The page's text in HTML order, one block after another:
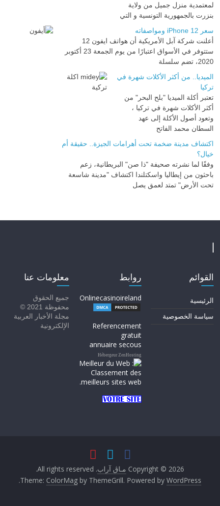
لمعتمدية منزل جميل من ولاية
بنزرت بالجمهورية التونسية و التي
سعر iPhone 12 ومواصفاته
أعلنت شركة آبل الأمريكية أن هواتف ايفون 12
ستتوفر في الأسواق اعتبارًا من يوم الجمعة 23 أكتوبر
2020، تضم سلسلة
الميديا.. من أكثر الأكلات شهرة في
تركيا
تعتبر أكلة الميديا "بلح البحر" من
أكثر الأكلات شهرة في تركيا ،
وتعود أصول الأكلة إلى عهد
السطان محمد الفاتح
اكتشاف مدينة ضخمة تحت أهرامات الجيزة.. حقيقة أم
خيال؟
وفقًا لما نشرته صحيفة "ذا صن" البريطانية، زعم
باحثون من إيطاليا واسكتلندا اكتشاف "مدينة شاسعة
تحت الأرض" تمتد لعمق يصل
القوائم
الرئيسية
سياسة الخصوصية
روابط
Onlinecasinoireland
Referencement
gratuit
annuaire secous
Hébergeur ZenHosting
معلومات عنا
جميع الحقوق
محفوظة 2021 ©
مجلة الأخبار العربية
الإلكترونية
Copyright © 2026 مـاڨ آراب. All rights reserved.
Theme: ColorMag by ThemeGrill. Powered by WordPress
.